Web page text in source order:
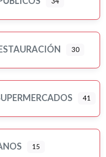
30
41
15